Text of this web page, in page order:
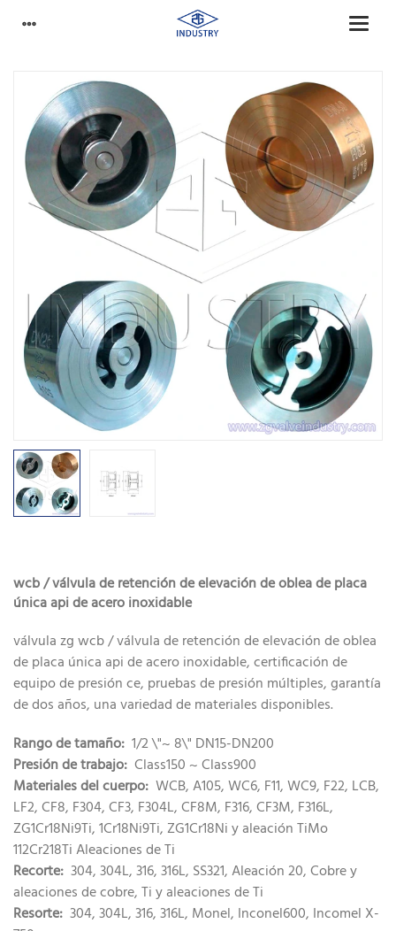
wcb / válvula de retención de elevación de oblea de placa
única api de acero inoxidable
válvula zg wcb / válvula de retención de elevación de oblea
de placa única api de acero inoxidable, certificación de
equipo de presión ce, pruebas de presión múltiples, garantía
de dos años, una variedad de materiales disponibles.
Rango de tamaño: 1/2 \"~ 8\" DN15-DN200
Presión de trabajo: Class150 ~ Class900
Materiales del cuerpo: WCB, A105, WC6, F11, WC9, F22, LCB,
LF2, CF8, F304, CF3, F304L, CF8M, F316, CF3M, F316L,
ZG1Cr18Ni9Ti, 1Cr18Ni9Ti, ZG1Cr18Ni y aleación TiMo
112Cr218Ti Aleaciones de Ti
Recorte: 304, 304L, 316, 316L, SS321, Aleación 20, Cobre y
aleaciones de cobre, Ti y aleaciones de Ti
Resorte: 304, 304L, 316, 316L, Monel, Inconel600, Incomel X-